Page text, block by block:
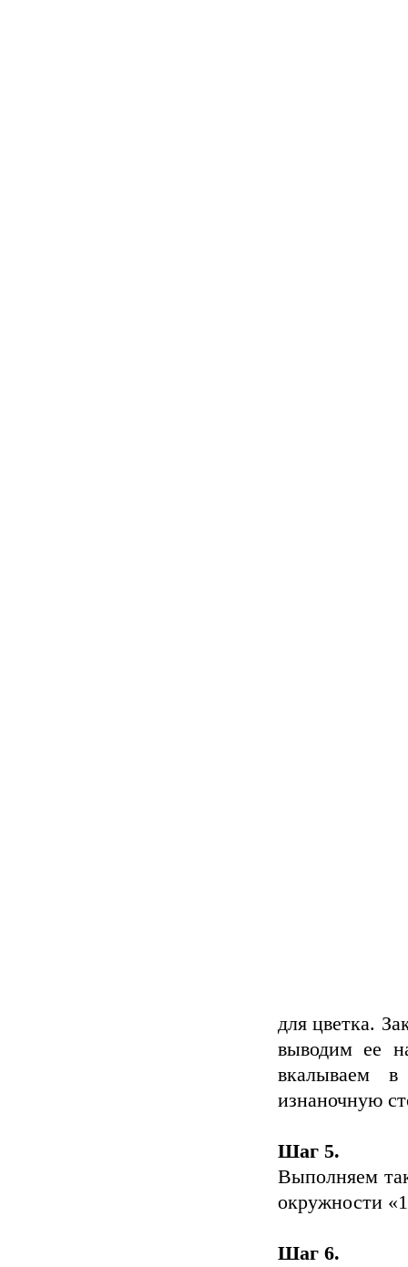
для цветка.
выводим ее
вкалываем
изнаночную
Шаг 5.
Выполняем
окружности
Шаг 6.